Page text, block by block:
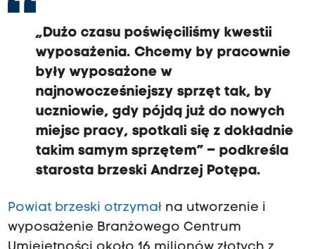
„Dużo czasu poświęciliśmy kwestii
wyposażenia. Chcemy by pracownie
były wyposażone w
najnowocześniejszy sprzęt tak, by
uczniowie, gdy pójdą już do nowych
miejsc pracy, spotkali się z dokładnie
takim samym sprzętem” – podkreśla
starosta brzeski Andrzej Potępa.
Powiat brzeski otrzymałna utworzenie i
wyposażenie Branżowego Centrum